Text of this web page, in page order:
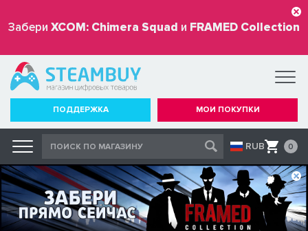
Забери XCOM: Chimera Squad и FRAMED Collection
бесплатно
ПОДДЕРЖКА МОИ ПОКУПКИ
RUB 0